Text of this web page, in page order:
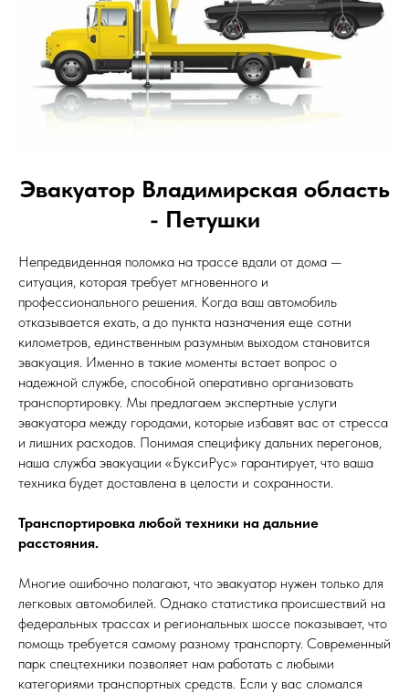
Эвакуатор Владимирская область
- Петушки
Непредвиденная поломка на трассе вдали от дома —
ситуация, которая требует мгновенного и
профессионального решения. Когда ваш автомобиль
отказывается ехать, а до пункта назначения еще сотни
километров, единственным разумным выходом становится
эвакуация. Именно в такие моменты встает вопрос о
надежной службе, способной оперативно организовать
транспортировку. Мы предлагаем экспертные услуги
эвакуатора между городами, которые избавят вас от стресса
и лишних расходов. Понимая специфику дальних перегонов,
наша служба эвакуации «БуксиРус» гарантирует, что ваша
техника будет доставлена в целости и сохранности.
Транспортировка любой техники на дальние
расстояния.
Многие ошибочно полагают, что эвакуатор нужен только для
легковых автомобилей. Однако статистика происшествий на
федеральных трассах и региональных шоссе показывает, что
помощь требуется самому разному транспорту. Современный
парк спецтехники позволяет нам работать с любыми
категориями транспортных средств. Если у вас сломался